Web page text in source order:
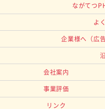
ながてつ
よ
企業様へ （広
会社案内
事業評価
リンク